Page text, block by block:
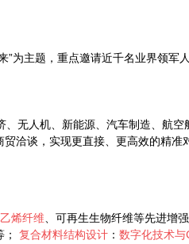
为主题，重点邀请近千名业界领军
无人机、新能源、汽车制造、航
洽谈，实现更直接、更高效的精准
烯纤维 、可再生生物纤维等先进增
； 复合材料结构设计 ： 数字化技术与